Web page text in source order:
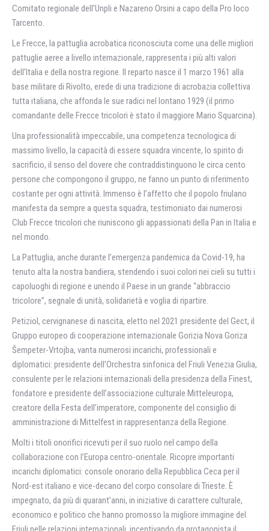
Comitato regionale dell’Unpli e Nazareno Orsini a capo della Pro loco
Tarcento.
Le Frecce, la pattuglia acrobatica riconosciuta come una delle migliori
pattuglie aeree a livello internazionale, rappresenta i più alti valori
dell’Italia e della nostra regione. Il reparto nasce il 1 marzo 1961 alla
base militare di Rivolto, erede di una tradizione di acrobazia collettiva
tutta italiana, che affonda le sue radici nel lontano 1929 (il primo
comandante delle Frecce tricolori è stato il maggiore Mario Squarcina).
Una professionalità impeccabile, una competenza tecnologica di
massimo livello, la capacità di essere squadra vincente, lo spirito di
sacrificio, il senso del dovere che contraddistinguono le circa cento
persone che compongono il gruppo, ne fanno un punto di riferimento
costante per ogni attività. Immenso è l’affetto che il popolo friulano
manifesta da sempre a questa squadra, testimoniato dai numerosi
Club Frecce tricolori che riuniscono gli appassionati della Pan in Italia e
nel mondo.
La Pattuglia, anche durante l’emergenza pandemica da Covid-19, ha
tenuto alta la nostra bandiera, stendendo i suoi colori nei cieli su tutti i
capoluoghi di regione e unendo il Paese in un grande “abbraccio
tricolore”, segnale di unità, solidarietà e voglia di ripartire.
Petiziol, cervignanese di nascita, eletto nel 2021 presidente del Gect, il
Gruppo europeo di cooperazione internazionale Gorizia Nova Goriza
Šempeter-Vrtojba, vanta numerosi incarichi, professionali e
diplomatici: presidente dell’Orchestra sinfonica del Friuli Venezia Giulia,
consulente per le relazioni internazionali della presidenza della Finest,
fondatore e presidente dell’associazione culturale Mitteleuropa,
creatore della Festa dell’imperatore, componente del consiglio di
amministrazione di Mittelfest in rappresentanza della Regione.
Molti i titoli onorifici ricevuti per il suo ruolo nel campo della
collaborazione con l’Europa centro-orientale. Ricopre importanti
incarichi diplomatici: console onorario della Repubblica Ceca per il
Nord-est italiano e vice-decano del corpo consolare di Trieste. È
impegnato, da più di quarant’anni, in iniziative di carattere culturale,
economico e politico che hanno promosso la migliore immagine del